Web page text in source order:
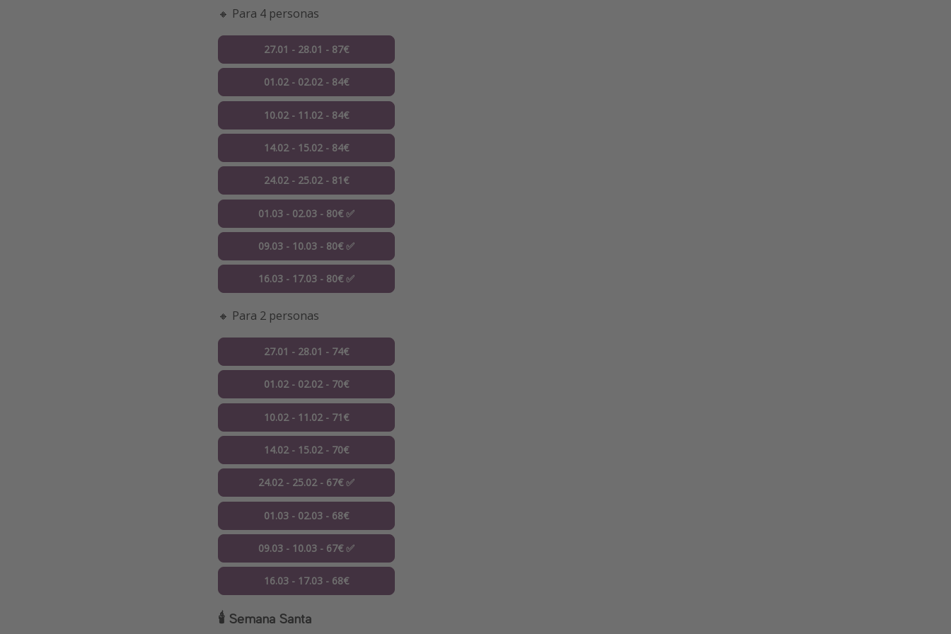
🔸 Para 4 personas
27.01 - 28.01 - 87€
01.02 - 02.02 - 84€
10.02 - 11.02 - 84€
14.02 - 15.02 - 84€
24.02 - 25.02 - 81€
01.03 - 02.03 - 80€ ✅
09.03 - 10.03 - 80€ ✅
16.03 - 17.03 - 80€ ✅
🔸 Para 2 personas
27.01 - 28.01 - 74€
01.02 - 02.02 - 70€
10.02 - 11.02 - 71€
14.02 - 15.02 - 70€
24.02 - 25.02 - 67€ ✅
01.03 - 02.03 - 68€
09.03 - 10.03 - 67€ ✅
16.03 - 17.03 - 68€
🕯️ Semana Santa